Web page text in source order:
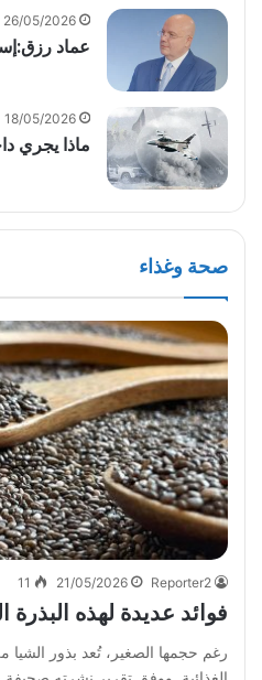
26/05/2026
عماد
18/05/2026
ماذا يجري
صحة وغذاء
Reporter2
21/05/2026
11
فوائد عديدة لهذه البذرة
رغم حجمها الصغير، تُعد بذور الشيا